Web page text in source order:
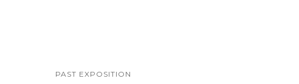
PAST EXPOSITION